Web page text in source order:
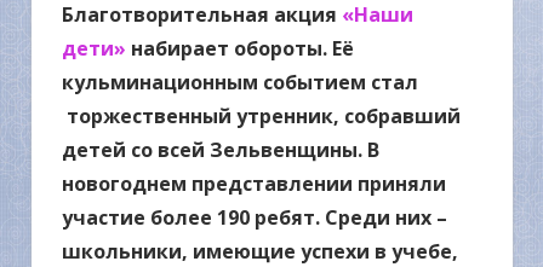
Благотворительная акция «Наши
дети» набирает обороты. Её
кульминационным событием стал
торжественный утренник, собравший
детей со всей Зельвенщины. В
новогоднем представлении приняли
участие более 190 ребят. Среди них –
школьники, имеющие успехи в учебе,